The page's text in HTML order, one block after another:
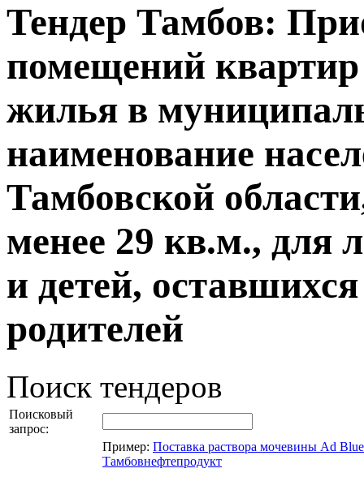
Тендер Тамбов:
помещений
жилья в
наименование
Тамбовской
менее 29 кв.м., для
и детей,
родителей
Поиск тендеров
Поисковый
запрос:
Пример: Поставка раствора мочевины Ad
Тамбовнефтепродукт